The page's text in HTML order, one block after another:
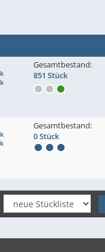
Gesamtbestand:
851 Stück
Gesamtbestand:
0 Stück